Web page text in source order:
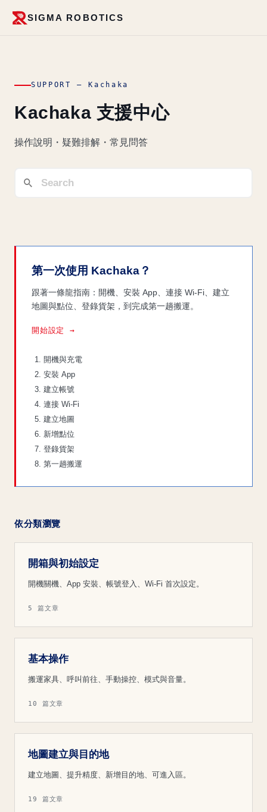
SIGMA ROBOTICS
SUPPORT — Kachaka
Kachaka 支援中心
操作說明・疑難排解・常見問答
第一次使用 Kachaka？
跟著一條龍指南：開機、安裝 App、連接 Wi-Fi、建立
地圖與點位、登錄貨架，到完成第一趟搬運。
開始設定 →
開機與充電
安裝 App
建立帳號
連接 Wi-Fi
建立地圖
新增點位
登錄貨架
第一趟搬運
依分類瀏覽
開箱與初始設定
開機關機、App 安裝、帳號登入、Wi-Fi 首次設定。
5 篇文章
基本操作
搬運家具、呼叫前往、手動操控、模式與音量。
10 篇文章
地圖建立與目的地
建立地圖、提升精度、新增目的地、可進入區。
19 篇文章